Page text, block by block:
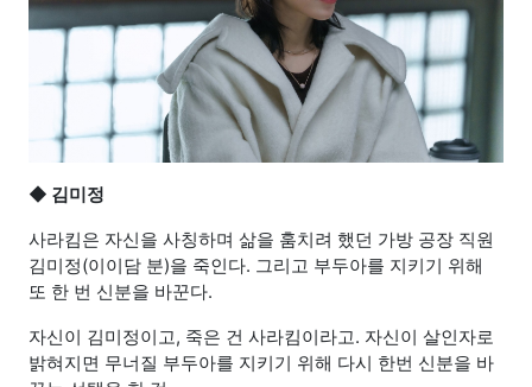
◆ 김미정
사라킴은 자신을 사칭하며 삶을 훔치려 했던 가방 공장 직원
김미정(이이담 분)을 죽인다. 그리고 부두아를 지키기 위해
또 한 번 신분을 바꾼다.
자신이 김미정이고, 죽은 건 사라킴이라고. 자신이 살인자로
밝혀지면 무너질 부두아를 지키기 위해 다시 한번 신분을 바